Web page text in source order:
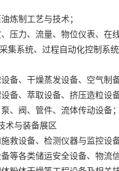
制工艺与技术；
力、流量、物位仪表、在
集系统、过程自动化控制系
、干燥蒸发设备、空气制
备、萃取设备、挤压造粒设
阀、管件、流体传动设备
术与装备展区
救设备、检测仪器与监控设
等各类储运安全设备、物流